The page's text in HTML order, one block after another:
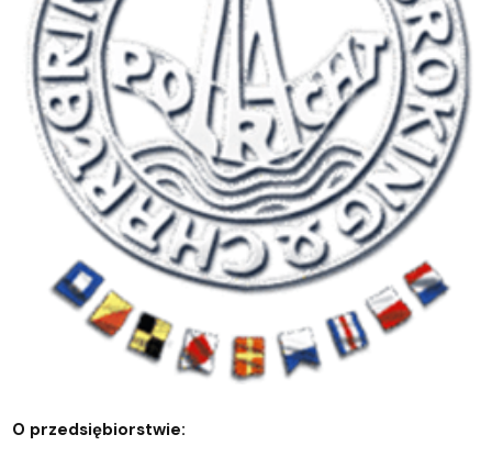
O przedsiębiorstwie: